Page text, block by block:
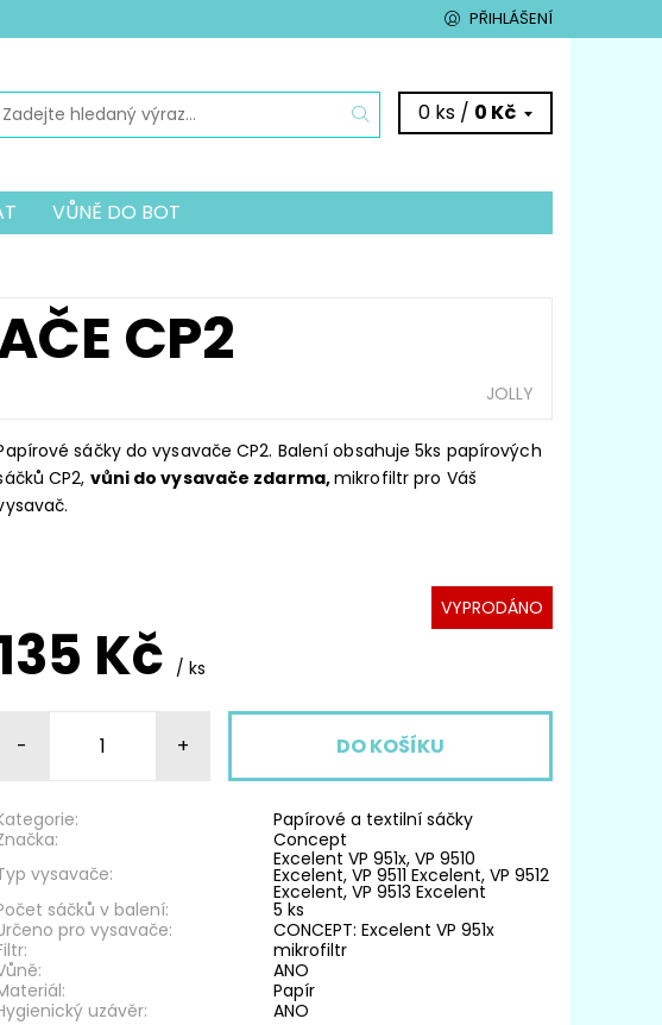
PŘIHLÁŠENÍ
0 ks / 0 Kč
VŮNĚ DO BOT
K VYSAVAČŮM
CP2
JOLLY
sáčky do vysavače CP2. Balení obsahuje 5ks papírových
CP2, vůni do vysavače zdarma,mikrofiltr pro Váš
VYPRODÁNO
Kč/ ks
- +
Papírové a textilní sáčky
Concept
vysavače:
Excelent VP 951x, VP 9510
Excelent, VP 9511 Excelent, VP 9512
Excelent, VP 9513 Excelent
sáčků v balení:
5 ks
pro vysavače:
CONCEPT: Excelent VP 951x
mikrofiltr
ANO
Papír
uzávěr:
ANO